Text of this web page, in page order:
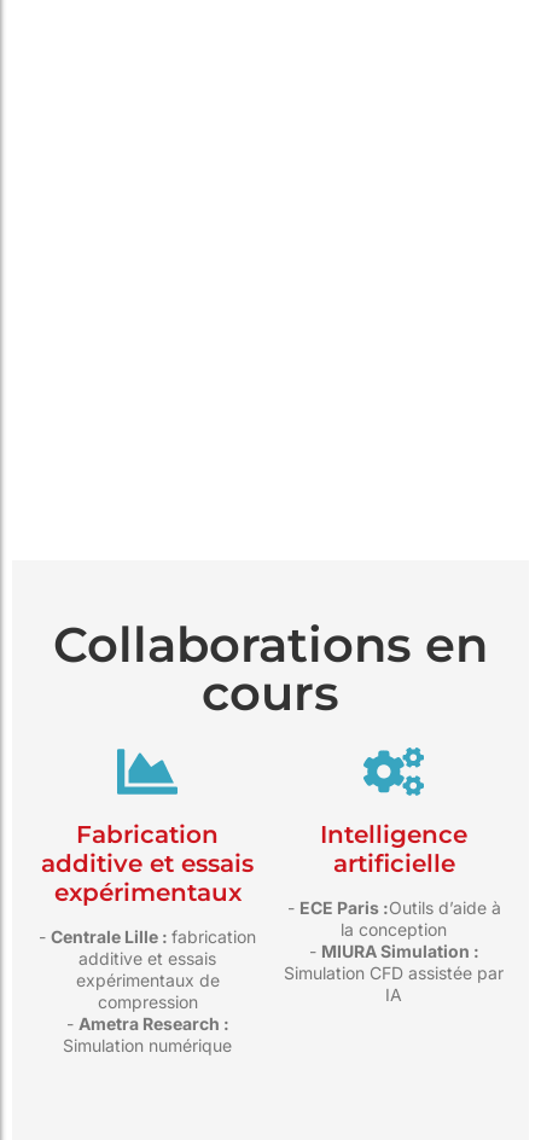
Collaborations en
cours
Fabrication
additive et essais
expérimentaux
- Centrale Lille : fabrication
additive et essais
expérimentaux de
compression
- Ametra Research :
Simulation numérique
Intelligence
artificielle
- ECE Paris :Outils d’aide à
la conception
- MIURA Simulation :
Simulation CFD assistée par
IA